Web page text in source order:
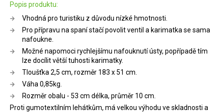
Popis produktu:
Vhodná pro turistiku z důvodu nízké hmotnosti.
Pro přípravu na spaní stačí povolit ventil a karimatka se sama
nafoukne.
Možné napomoci rychlejšímu nafouknutí ústy, popřípadě tím
lze docílit větší tuhosti karimatky.
Tloušťka 2,5 cm, rozměr 183 x 51 cm.
Váha 0,85kg.
Rozměr obalu - 53 cm délka, průměr 10 cm.
Proti gumotextilním lehátkům, má velkou výhodu ve skladnosti a